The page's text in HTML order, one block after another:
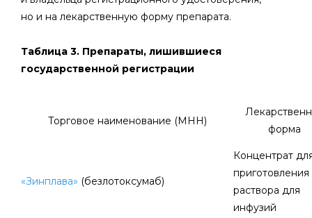
но и на лекарственную форму препарата.
Таблица 3. Препараты, лишившиеся
государственной регистрации
Торговое наименование (МНН)
форма
«Зинплава» (безлотоксумаб)
Концентрат
приготовления
раствора для
инфузий